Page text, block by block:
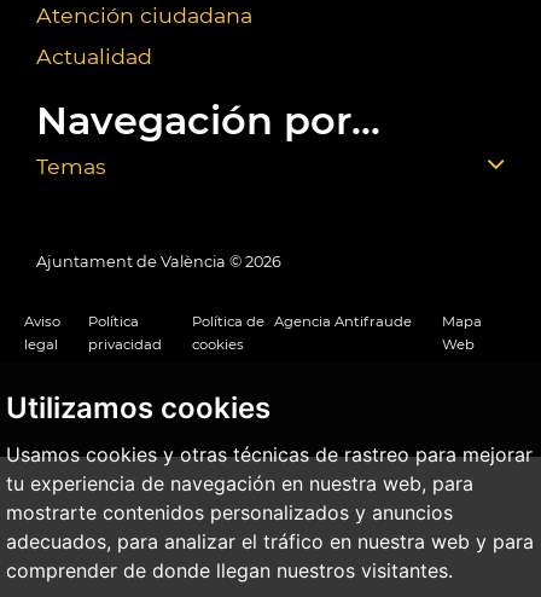
Utilizamos cookies
Usamos cookies y otras técnicas de rastreo para mejorar
tu experiencia de navegación en nuestra web, para
mostrarte contenidos personalizados y anuncios
adecuados, para analizar el tráfico en nuestra web y para
comprender de donde llegan nuestros visitantes.
Atención ciudadana
Actualidad
Navegación por...
Temas
Ajuntament de València © 2026
Aviso
legal
Política
privacidad
Política de
cookies
Agencia Antifraude
Mapa
Web